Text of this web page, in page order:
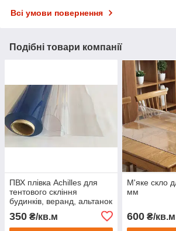
Всі умови повернення
Подібні товари компанії
ПВХ плівка Achilles для
тентового скління
будинків, веранд, альтанок
350 ₴/кв.м
М'яке скло
мм
600₴/кв.м